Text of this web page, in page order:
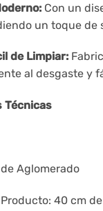
Con un
un toque de
de Limpiar:
al desgaste y
Técnicas
Aglomerado
40 cm